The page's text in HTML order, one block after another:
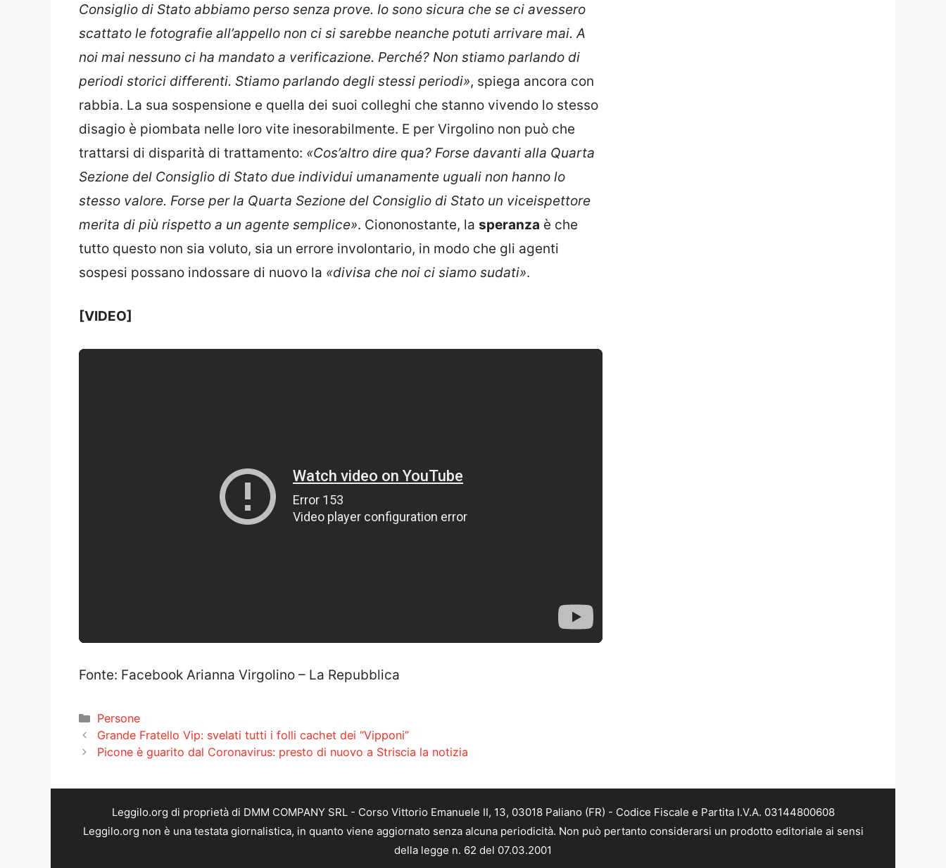
Consiglio di Stato abbiamo perso senza prove. Io sono sicura che se ci avessero
scattato le fotografie all’appello non ci si sarebbe neanche potuti arrivare mai. A
noi mai nessuno ci ha mandato a verificazione. Perché? Non stiamo parlando di
periodi storici differenti. Stiamo parlando degli stessi periodi», spiega ancora con
rabbia. La sua sospensione e quella dei suoi colleghi che stanno vivendo lo stesso
disagio è piombata nelle loro vite inesorabilmente. E per Virgolino non può che
trattarsi di disparità di trattamento: «Cos’altro dire qua? Forse davanti alla Quarta
Sezione del Consiglio di Stato due individui umanamente uguali non hanno lo
stesso valore. Forse per la Quarta Sezione del Consiglio di Stato un viceispettore
merita di più rispetto a un agente semplice». Ciononostante, la speranza è che
tutto questo non sia voluto, sia un errore involontario, in modo che gli agenti
sospesi possano indossare di nuovo la «divisa che noi ci siamo sudati».
[VIDEO]
Fonte: Facebook Arianna Virgolino – La Repubblica
Categorie
Persone
Grande Fratello Vip: svelati tutti i folli cachet dei “Vipponi”
Picone è guarito dal Coronavirus: presto di nuovo a Striscia la notizia
Leggilo.org di proprietà di DMM COMPANY SRL - Corso Vittorio Emanuele II, 13, 03018 Paliano (FR) - Codice Fiscale e Partita I.V.A. 03144800608
Leggilo.org non è una testata giornalistica, in quanto viene aggiornato senza alcuna periodicità. Non può pertanto considerarsi un prodotto editoriale ai sensi
della legge n. 62 del 07.03.2001